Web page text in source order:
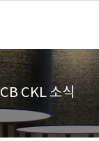
CB CKL 소식